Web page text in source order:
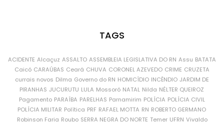
TAGS
ACIDENTE Alcaçuz ASSALTO ASSEMBLEIA LEGISLATIVA DO RN Assu BATATA
Caicó CARAÚBAS Ceará CHUVA CORONEL AZEVEDO CRIME CRUZETA
currais novos Dilma Governo do RN HOMICÍDIO INCÊNDIO JARDIM DE
PIRANHAS JUCURUTU LULA Mossoró NATAL Nilda NÉLTER QUEIROZ
Pagamento PARAÍBA PARELHAS Parnamirim POLÍCIA POLÍCIA CIVIL
POLÍCIA MILITAR Política PRF RAFAEL MOTTA RN ROBERTO GERMANO
Robinson Faria Roubo SERRA NEGRA DO NORTE Temer UFRN Vivaldo